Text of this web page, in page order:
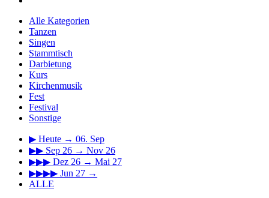
Alle Kategorien
Tanzen
Singen
Stammtisch
Darbietung
Kurs
Kirchenmusik
Fest
Festival
Sonstige
▶ Heute → 06. Sep
▶▶ Sep 26 → Nov 26
▶▶▶ Dez 26 → Mai 27
▶▶▶▶ Jun 27 →
ALLE